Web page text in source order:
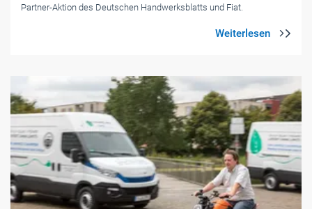
Partner-Aktion des Deutschen Handwerksblatts und Fiat.